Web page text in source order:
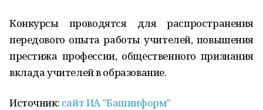
Конкурсы проводятся для распространения
передового опыта работы учителей, повышения
престижа профессии, общественного признания
вклада учителей в образование.
Источник: сайт ИА "Башинформ"